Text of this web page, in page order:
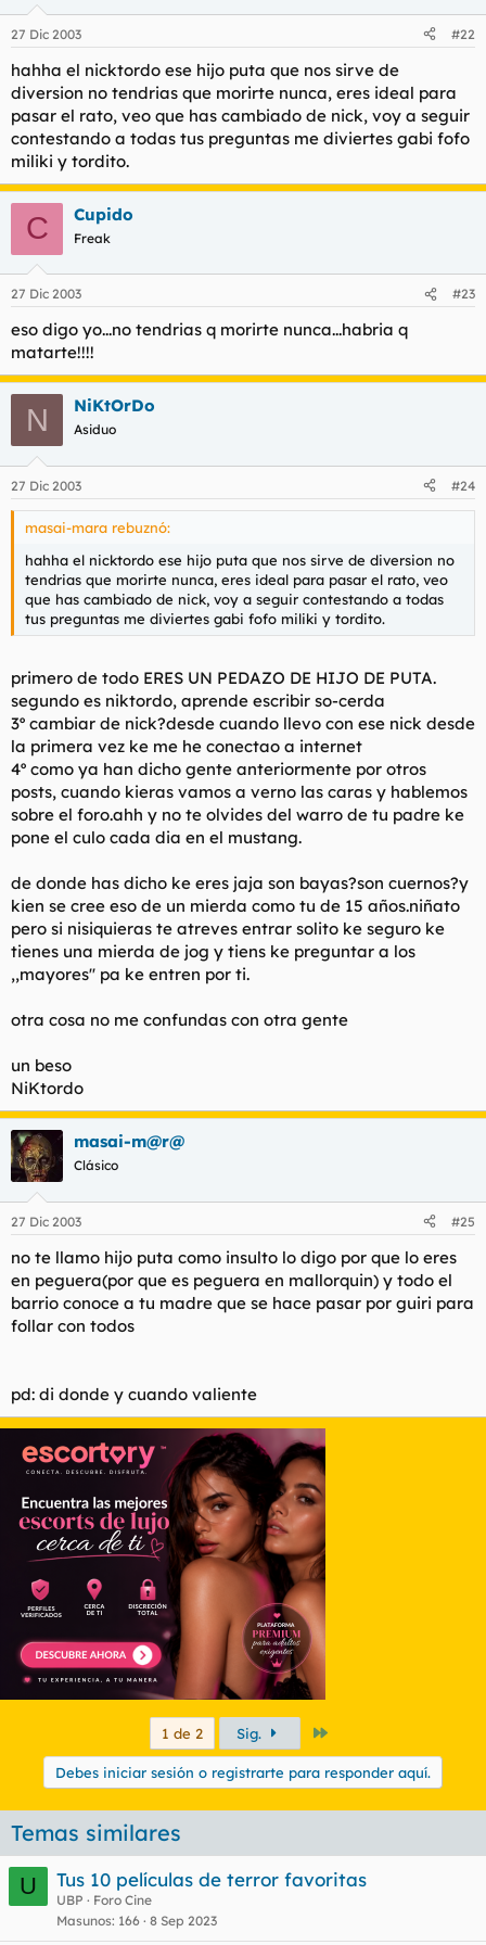
27 Dic 2003 #22
hahha el nicktordo ese hijo puta que nos sirve de
diversion no tendrias que morirte nunca, eres ideal para
pasar el rato, veo que has cambiado de nick, voy a seguir
contestando a todas tus preguntas me diviertes gabi fofo
miliki y tordito.
C Cupido
Freak
27 Dic 2003 #23
eso digo yo...no tendrias q morirte nunca...habria q
matarte!!!!
N NiKtOrDo
Asiduo
27 Dic 2003 #24
masai-mara rebuznó:
hahha el nicktordo ese hijo puta que nos sirve de diversion no
tendrias que morirte nunca, eres ideal para pasar el rato, veo
que has cambiado de nick, voy a seguir contestando a todas
tus preguntas me diviertes gabi fofo miliki y tordito.
primero de todo ERES UN PEDAZO DE HIJO DE PUTA.
segundo es niktordo, aprende escribir so-cerda
3º cambiar de nick?desde cuando llevo con ese nick desde
la primera vez ke me he conectao a internet
4º como ya han dicho gente anteriormente por otros
posts, cuando kieras vamos a verno las caras y hablemos
sobre el foro.ahh y no te olvides del warro de tu padre ke
pone el culo cada dia en el mustang.
de donde has dicho ke eres jaja son bayas?son cuernos?y
kien se cree eso de un mierda como tu de 15 años.niñato
pero si nisiquieras te atreves entrar solito ke seguro ke
tienes una mierda de jog y tiens ke preguntar a los
,,mayores'' pa ke entren por ti.
otra cosa no me confundas con otra gente
un beso
NiKtordo
masai-m@r@
Clásico
27 Dic 2003 #25
no te llamo hijo puta como insulto lo digo por que lo eres
en peguera(por que es peguera en mallorquin) y todo el
barrio conoce a tu madre que se hace pasar por guiri para
follar con todos
pd: di donde y cuando valiente
1 de 2 Sig.
Debes iniciar sesión o registrarte para responder aquí.
Temas similares
U
Tus 10 películas de terror favoritas
UBP
Foro Cine
Masunos 166 8 Sep 2023